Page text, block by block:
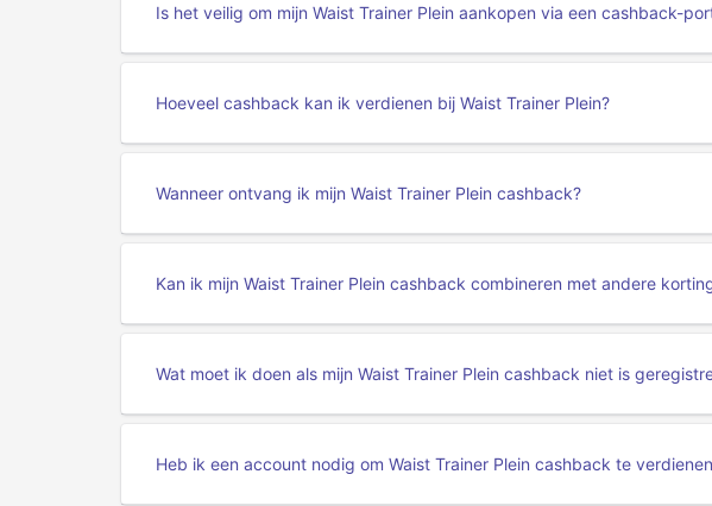
Is het veilig om mijn Waist Trainer Plein aankopen via een cashback-
Hoeveel cashback kan ik verdienen bij Waist Trainer Plein?
Wanneer ontvang ik mijn Waist Trainer Plein cashback?
Kan ik mijn Waist Trainer Plein cashback combineren met andere
Wat moet ik doen als mijn Waist Trainer Plein cashback niet is
Heb ik een account nodig om Waist Trainer Plein cashback te